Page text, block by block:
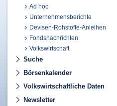
Ad hoc
Unternehmensberichte
Devisen-Rohstoffe-Anleihen
Fondsnachrichten
Volkswirtschaft
Suche
Börsenkalender
Volkswirtschaftliche Daten
Newsletter